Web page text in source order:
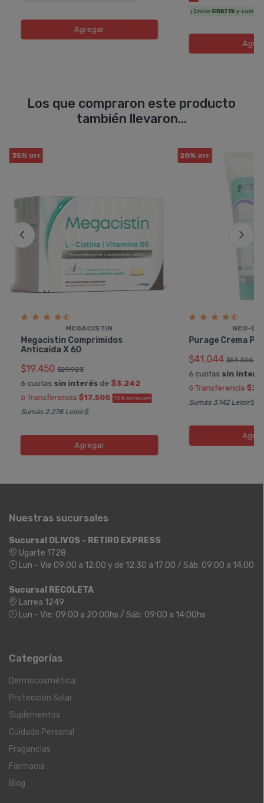
Agregar
¡ Envío GRATIS y sumás
Los que compraron este producto
también llevaron...
35% OFF
MEGACISTIN
Megacistin Comprimidos
Anticaí­da X 60
$19.450 $29.923
6 cuotas sin interésde $3.242
ó Transferencia $17.505 10% EXTRA OFF
Sumás 2.278 Leloir$
Agregar
20% OFF
NEO-
Purage Crema
$41.044 $51.305
6 cuotas sin
ó Transferencia
Sumás 3.142 Leloir$
Nuestras sucursales
Sucursal OLIVOS - RETIRO EXPRESS
Ugarte 1728
Lun - Vie 09:00 a 12:00 y de 12:30 a 17:00 / Sáb: 09:00 a 14:00
Sucursal RECOLETA
Larrea 1249
Lun - Vie: 09:00 a 20:00hs / Sáb: 09:00 a 14:00hs
Categorías
Dermocosmética
Protección Solar
Suplementos
Cuidado Personal
Fragancias
Farmacia
Blog